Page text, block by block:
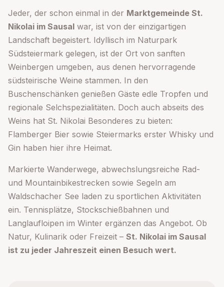
Jeder, der schon einmal in der Marktgemeinde St.
Nikolai im Sausal war, ist von der einzigartigen
Landschaft begeistert. Idyllisch im Naturpark
Südsteiermark gelegen, ist der Ort von sanften
Weinbergen umgeben, aus denen hervorragende
südsteirische Weine stammen. In den
Buschenschänken genießen Gäste edle Tropfen und
regionale Selchspezialitäten. Doch auch abseits des
Weins hat St. Nikolai Besonderes zu bieten:
Flamberger Bier sowie Steiermarks erster Whisky und
Gin haben hier ihre Heimat.
Markierte Wanderwege, abwechslungsreiche Rad-
und Mountainbikestrecken sowie Segeln am
Waldschacher See laden zu sportlichen Aktivitäten
ein. Tennisplätze, Stockschießbahnen und
Langlaufloipen im Winter ergänzen das Angebot. Ob
Natur, Kulinarik oder Freizeit – St. Nikolai im Sausal
ist zu jeder Jahreszeit einen Besuch wert.